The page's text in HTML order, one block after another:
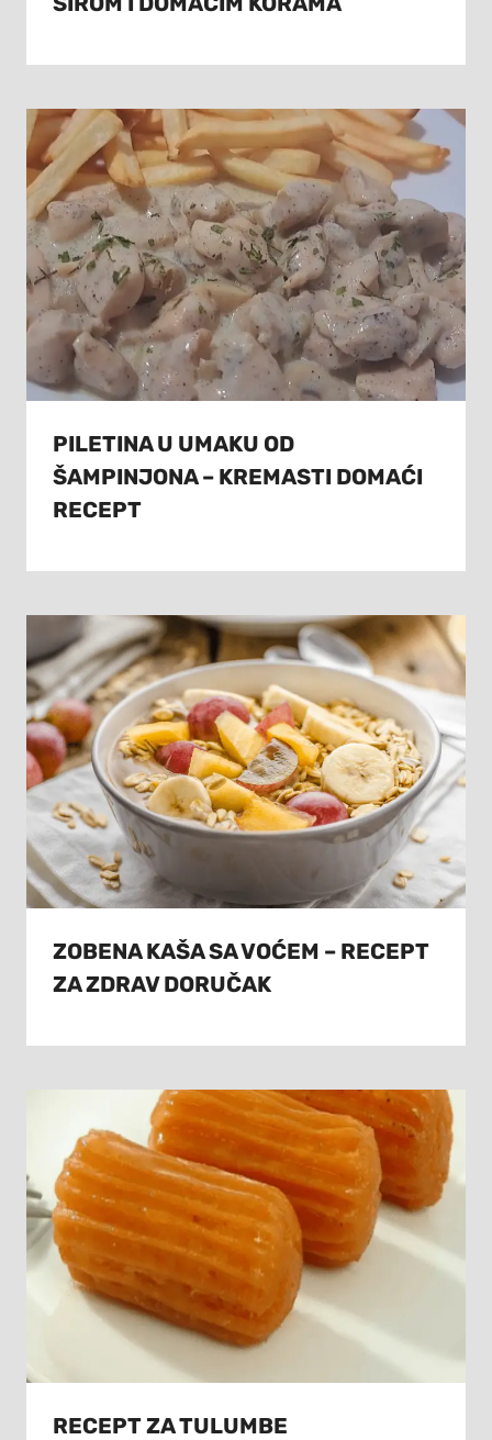
PILETINA U UMAKU OD
ŠAMPINJONA – KREMASTI DOMAĆI
RECEPT
ZOBENA KAŠA SA VOĆEM – RECEPT
ZA ZDRAV DORUČAK
RECEPT ZA TULUMBE